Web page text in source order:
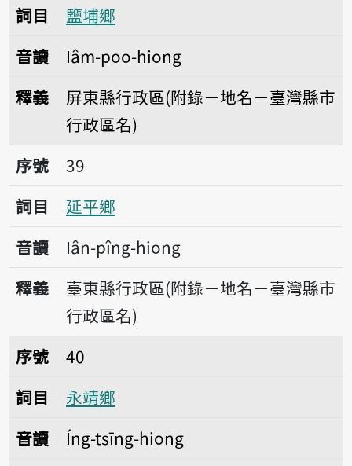
詞目
鹽埔鄉
音讀
Iâm-poo-hiong
釋義
屏東縣行政區(附錄－地名－臺灣縣市
行政區名)
序號39延平鄉
序號
39
詞目
延平鄉
音讀
Iân-pîng-hiong
釋義
臺東縣行政區(附錄－地名－臺灣縣市
行政區名)
序號40永靖鄉
序號
40
詞目
永靖鄉
音讀
Íng-tsīng-hiong